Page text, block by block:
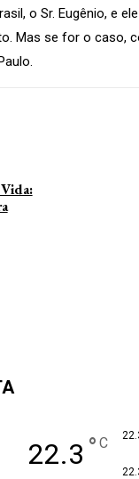
o Sr. Eugênio, e
Mas se for o caso,
22.3 ° C